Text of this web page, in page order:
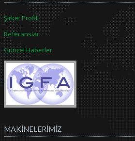
Şirket Profili
Referanslar
Güncel Haberler
MAKİNELERİMİZ